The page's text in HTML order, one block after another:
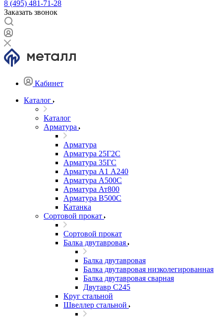
8 (495) 481-71-28
Заказать звонок
Кабинет
Каталог
Каталог
Арматура
Арматура
Арматура 25Г2С
Арматура 35ГС
Арматура А1 А240
Арматура А500С
Арматура Ат800
Арматура В500С
Катанка
Сортовой прокат
Сортовой прокат
Балка двутавровая
Балка двутавровая
Балка двутавровая низколегированная
Балка двутавровая сварная
Двутавр С245
Круг стальной
Швеллер стальной